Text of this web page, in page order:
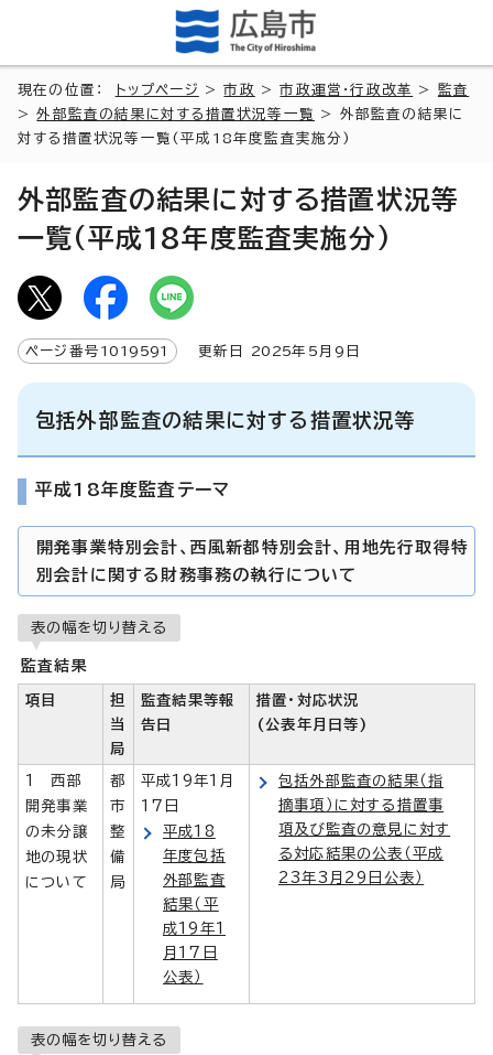
現在の位置： トップページ >市政 >市政運営・行政改革 > 監査
>外部監査の結果に対する措置状況等一覧
> 外部監査の結果に
対する措置状況等一覧(平成18年度監査実施分)
外部監査の結果に対する措置状況等
一覧(平成18年度監査実施分)
ページ番号 1019591 更新日 2025年5月9日
包括外部監査の結果に対する措置状況等
平成18年度監査テーマ
開発事業特別会計、西風新都特別会計、用地先行取得特
別会計に関する財務事務の執行について
表の幅を切り替える
監査結果
項目
担
当
局
監査結果等報
告日
措置・対応状況
(公表年月日等)
1 西部
開発事業
の未分譲
地の現状
について
都
市
整
備
局
平成19年1月
17日
平成18
年度包括
外部監査
結果（平
成19年1
月17日
公表）
包括外部監査の結果（指
摘事項）に対する措置事
項及び監査の意見に対す
る対応結果の公表（平成
23年3月29日公表）
表の幅を切り替える